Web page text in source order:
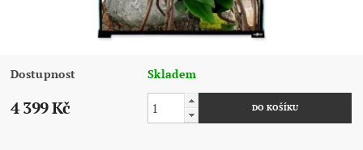
Dostupnost Skladem
4 399 Kč